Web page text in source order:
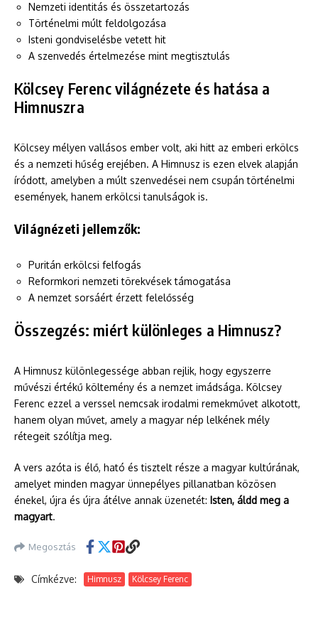
Nemzeti identitás és összetartozás
Történelmi múlt feldolgozása
Isteni gondviselésbe vetett hit
A szenvedés értelmezése mint megtisztulás
Kölcsey Ferenc világnézete és hatása a
Himnuszra
Kölcsey mélyen vallásos ember volt, aki hitt az emberi erkölcs
és a nemzeti hűség erejében. A Himnusz is ezen elvek alapján
íródott, amelyben a múlt szenvedései nem csupán történelmi
események, hanem erkölcsi tanulságok is.
Világnézeti jellemzők:
Puritán erkölcsi felfogás
Reformkori nemzeti törekvések támogatása
A nemzet sorsáért érzett felelősség
Összegzés: miért különleges a Himnusz?
A Himnusz különlegessége abban rejlik, hogy egyszerre
művészi értékű költemény és a nemzet imádsága. Kölcsey
Ferenc ezzel a verssel nemcsak irodalmi remekművet alkotott,
hanem olyan művet, amely a magyar nép lelkének mély
rétegeit szólítja meg.
A vers azóta is élő, ható és tisztelt része a magyar kultúrának,
amelyet minden magyar ünnepélyes pillanatban közösen
énekel, újra és újra átélve annak üzenetét: Isten, áldd meg a
magyart.
Megosztás
Címkézve: Himnusz Kölcsey Ferenc